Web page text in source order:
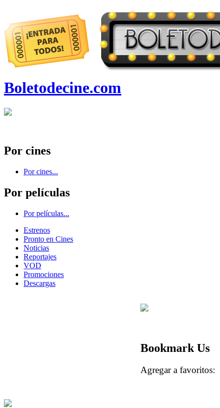
Boletodecine.com
Por cines
Por cines...
Por películas
Por películas...
Estrenos
Pronto en Cines
Noticias
Reportajes
VOD
Promociones
Descargas
Bookmark Us
Agregar a